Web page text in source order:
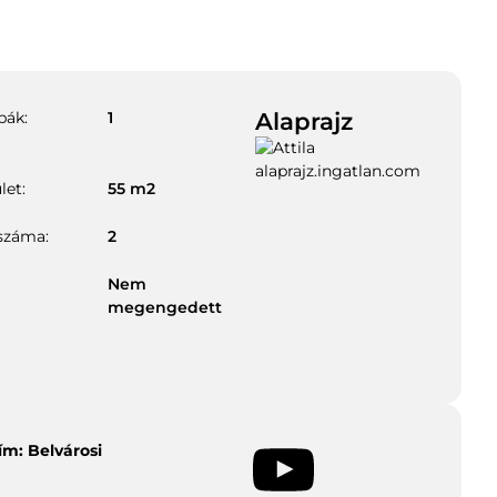
1
55m2
2
Nem
megengedett
Alaprajz
Belvárosi